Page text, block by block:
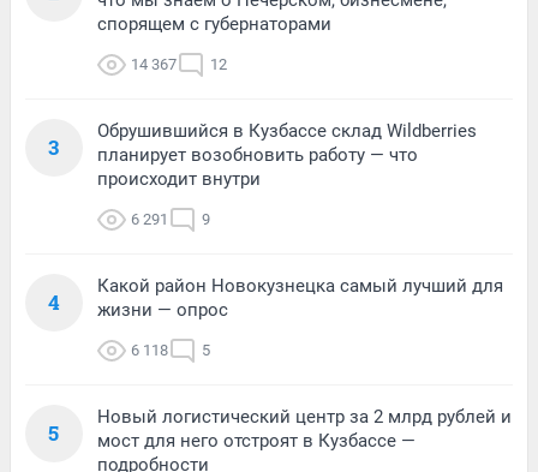
спорящем с губернаторами
14 367 12
3
Обрушившийся в Кузбассе склад Wildberries
планирует возобновить работу — что
происходит внутри
6 291 9
4
Какой район Новокузнецка самый лучший для
жизни — опрос
6 118 5
5
Новый логистический центр за 2 млрд рублей и
мост для него отстроят в Кузбассе —
подробности